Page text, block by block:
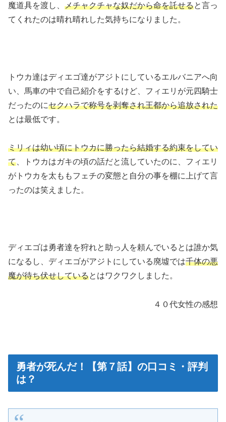
魔道具を渡し、 メチャクチャな奴だから命を託せると言っ
てくれたのは晴れ晴れした気持ちになりました。
トウカ達はディエゴ達がアジトにしているエルバニアへ向
い、馬車の中で自己紹介をするけど、フィエリが元四騎士
だったのにセクハラで称号を剥奪され王都から追放された
とは最低です。
ミリィは幼い頃にトウカに勝ったら結婚する約束をしてい
て 、トウカはガキの頃の話だと流していたのに、フィエリ
がトウカを太ももフェチの変態と自分の事を棚に上げて言
ったのは笑えました。
ディエゴは勇者達を狩れと助っ人を頼んでいるとは誰か気
になるし、ディエゴがアジトにしている廃墟では千体の悪
魔が待ち伏せしているとはワクワクしました。
４０代女性の感想
勇者が死んだ！【第７話】の口コミ・評判
は？